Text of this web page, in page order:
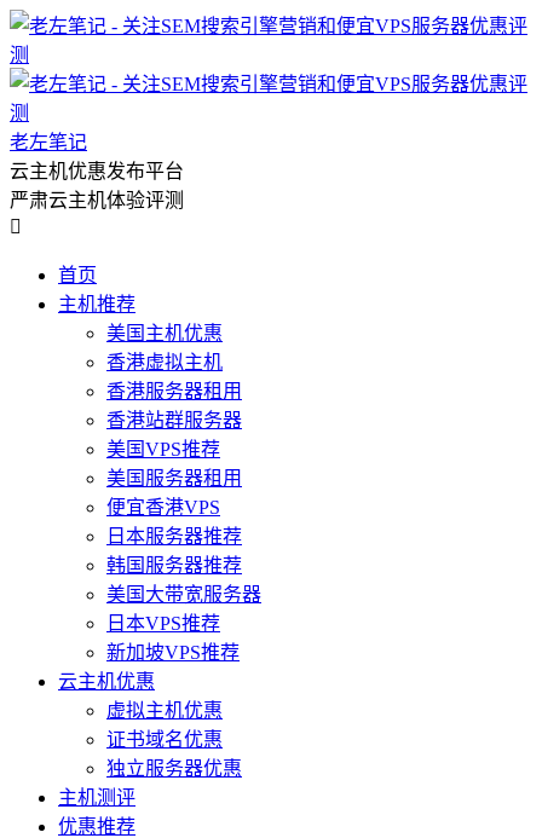
老左笔记
云主机优惠发布平台
严肃云主机体验评测

首页
主机推荐
美国主机优惠
香港虚拟主机
香港服务器租用
香港站群服务器
美国VPS推荐
美国服务器租用
便宜香港VPS
日本服务器推荐
韩国服务器推荐
美国大带宽服务器
日本VPS推荐
新加坡VPS推荐
云主机优惠
虚拟主机优惠
证书域名优惠
独立服务器优惠
主机测评
优惠推荐